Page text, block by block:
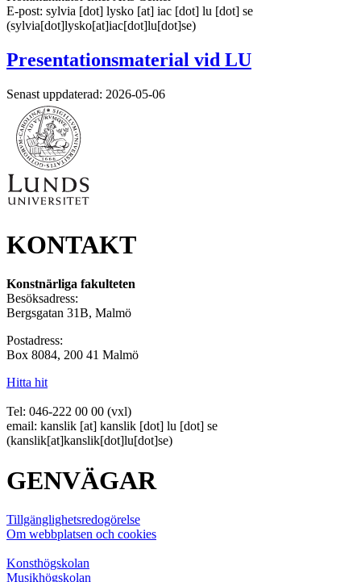
E-post: sylvia [dot] lysko [at] iac [dot] lu [dot] se
(sylvia[dot]lysko[at]iac[dot]lu[dot]se)
Presentationsmaterial vid LU
Senast uppdaterad: 2026-05-06
KONTAKT
Konstnärliga fakulteten
Besöksadress:
Bergsgatan 31B, Malmö
Postadress:
Box 8084, 200 41 Malmö
Hitta hit
Tel: 046-222 00 00 (vxl)
email: kanslik [at] kanslik [dot] lu [dot] se
(kanslik[at]kanslik[dot]lu[dot]se)
GENVÄGAR
Tillgänglighetsredogörelse
Om webbplatsen och cookies
Konsthögskolan
Musikhögskolan